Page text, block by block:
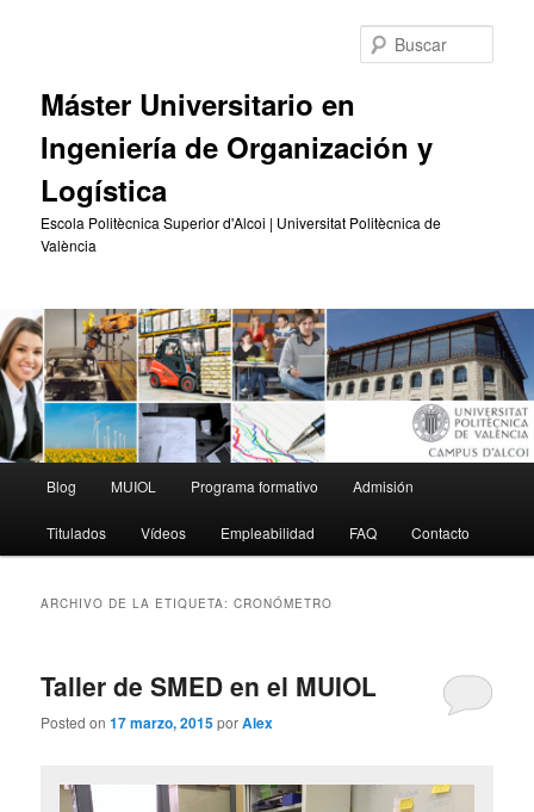
Máster Universitario en
Ingeniería de Organización y
Logística
Escola Politècnica Superior d'Alcoi | Universitat Politècnica de
València
principal
Blog MUIOL Programa formativo Admisión
Titulados Vídeos Empleabilidad FAQ Contacto
ARCHIVO DE LA ETIQUETA:CRONÓMETRO
Taller de SMED en el MUIOL
Posted on17 marzo, 2015porAlex